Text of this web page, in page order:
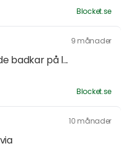
Blocket.se
9 månader
badkar på l...
Blocket.se
10 månader